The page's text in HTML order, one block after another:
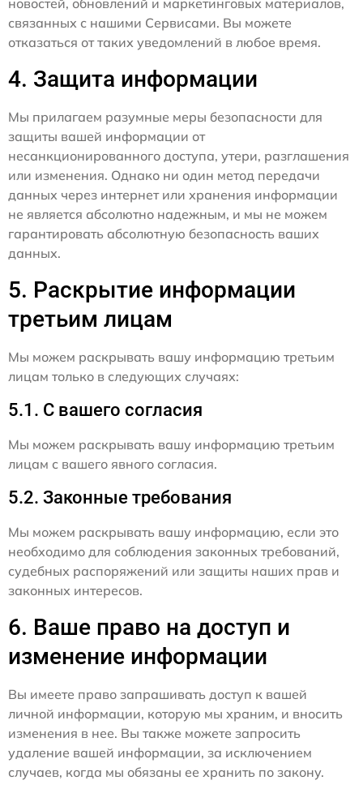
новостей, обновлений и маркетинговых материалов,
связанных с нашими Сервисами. Вы можете
отказаться от таких уведомлений в любое время.
4. Защита информации
Мы прилагаем разумные меры безопасности для
защиты вашей информации от
несанкционированного доступа, утери, разглашения
или изменения. Однако ни один метод передачи
данных через интернет или хранения информации
не является абсолютно надежным, и мы не можем
гарантировать абсолютную безопасность ваших
данных.
5. Раскрытие информации
третьим лицам
Мы можем раскрывать вашу информацию третьим
лицам только в следующих случаях:
5.1. С вашего согласия
Мы можем раскрывать вашу информацию третьим
лицам с вашего явного согласия.
5.2. Законные требования
Мы можем раскрывать вашу информацию, если это
необходимо для соблюдения законных требований,
судебных распоряжений или защиты наших прав и
законных интересов.
6. Ваше право на доступ и
изменение информации
Вы имеете право запрашивать доступ к вашей
личной информации, которую мы храним, и вносить
изменения в нее. Вы также можете запросить
удаление вашей информации, за исключением
случаев, когда мы обязаны ее хранить по закону.